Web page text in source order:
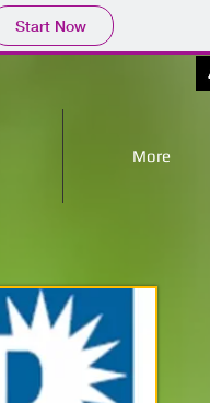
Start Now
More